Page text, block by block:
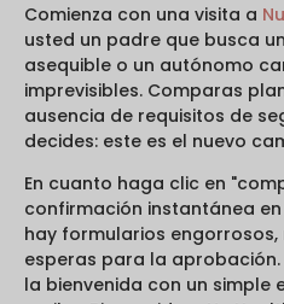
Comienza con una visita a
usted un padre que busca
asequible o un autónomo
imprevisibles. Comparas
ausencia de requisitos de
decides: este es el nuevo
En cuanto haga clic en
confirmación instantánea
hay formularios
esperas para la aprobación.
la bienvenida con un simple